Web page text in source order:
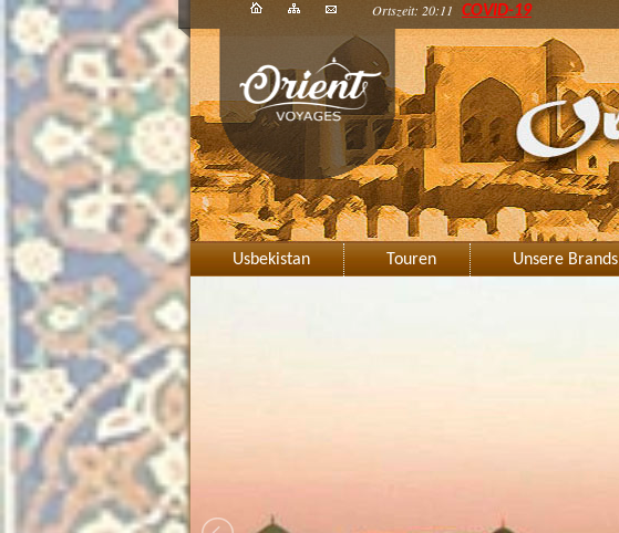
Ortszeit: 20:11 COVID-19
Usbekistan Touren Unsere Brands